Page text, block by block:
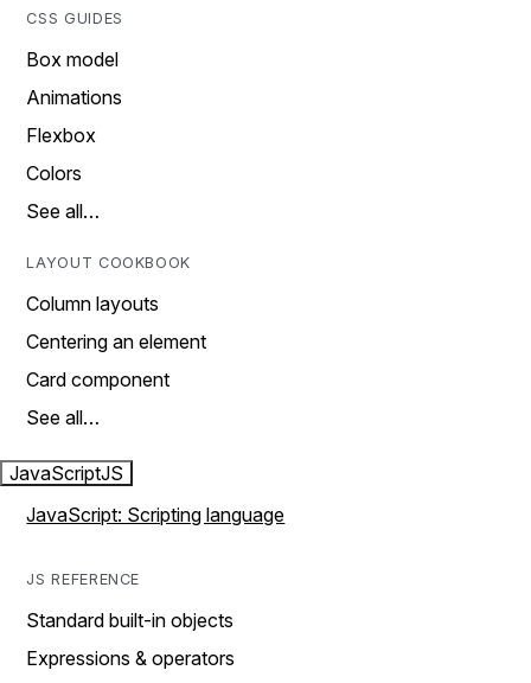
CSS GUIDES
Box model
Animations
Flexbox
Colors
See all…
LAYOUT COOKBOOK
Column layouts
Centering an element
Card component
See all…
JavaScriptJS
JavaScript: Scripting language
JS REFERENCE
Standard built-in objects
Expressions & operators